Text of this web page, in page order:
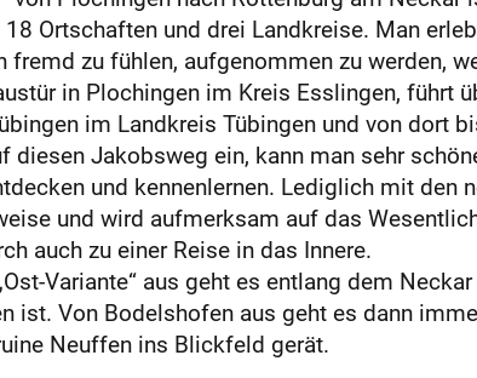
Ortschaften und drei Landkreise. Man
fremd zu fühlen, aufgenommen zu werden,
in Plochingen im Kreis Esslingen, führt
im Landkreis Tübingen und von dort
diesen Jakobsweg ein, kann man sehr
und kennenlernen. Lediglich mit
und wird aufmerksam auf das
auch zu einer Reise in das Innere.
Variante“ aus geht es entlang dem
ist. Von Bodelshofen aus geht es dann
Neuffen ins Blickfeld gerät.